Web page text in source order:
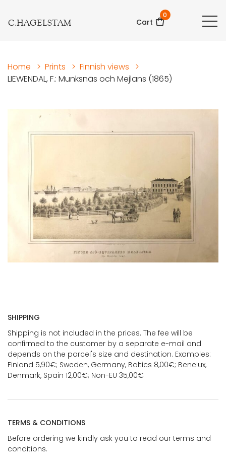
C.HAGELSTAM Cart
0
Home > Prints > Finnish views
>
LIEWENDAL, F.: Munksnäs och Mejlans (1865)
SHIPPING
Shipping is not included in the prices. The fee will be
confirmed to the customer by a separate e-mail and
depends on the parcel's size and destination. Examples:
Finland 5,90€; Sweden, Germany, Baltics 8,00€; Benelux,
Denmark, Spain 12,00€; Non-EU 35,00€
TERMS & CONDITIONS
Before ordering we kindly ask you to read our terms and
conditions.